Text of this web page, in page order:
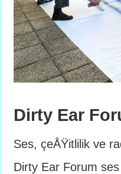
Dirty Ear
Ses, çeÅŸitlilik ve
Dirty Ear Forum